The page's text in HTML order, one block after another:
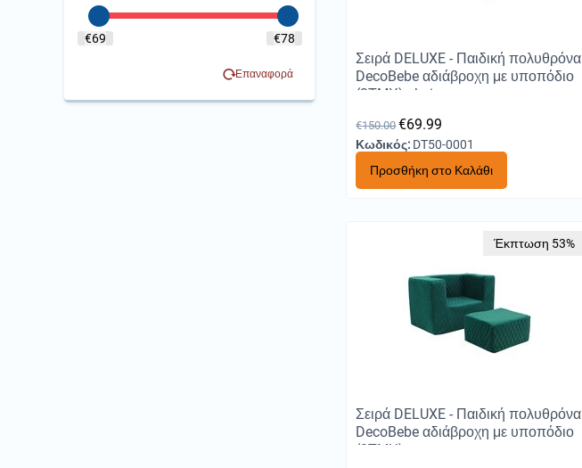
‎€69 ‎€78
Επαναφορά
Σειρά DELUXE - Παιδική πολυθρόνα
DecoBebe αδιάβροχη με υποπόδιο
(2ΤΜΧ) - beige
€150.00 €69.99
Κωδικός: DT50-0001
Προσθήκη στο Καλάθι
Έκπτωση 53%
Σειρά DELUXE - Παιδική πολυθρόνα
DecoBebe αδιάβροχη με υποπόδιο
(2ΤΜΧ) - green